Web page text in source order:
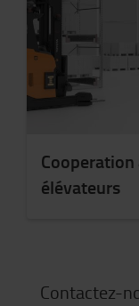
Cooperation
élévateurs
Contactez-